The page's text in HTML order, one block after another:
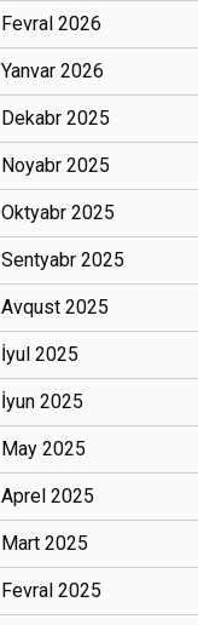
Fevral 2026
Yanvar 2026
Dekabr 2025
Noyabr 2025
Oktyabr 2025
Sentyabr 2025
Avqust 2025
İyul 2025
İyun 2025
May 2025
Aprel 2025
Mart 2025
Fevral 2025